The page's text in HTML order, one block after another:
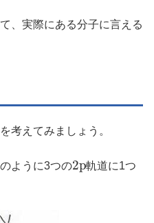
、実際にある分子に言える
考えてみましょう。
ように3つの
2
軌道に1つ